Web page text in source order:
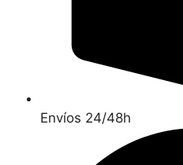
Envíos 24/48h